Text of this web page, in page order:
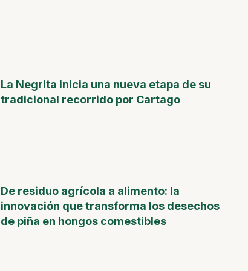
La Negrita inicia una nueva etapa de su
tradicional recorrido por Cartago
De residuo agrícola a alimento: la
innovación que transforma los desechos
de piña en hongos comestibles